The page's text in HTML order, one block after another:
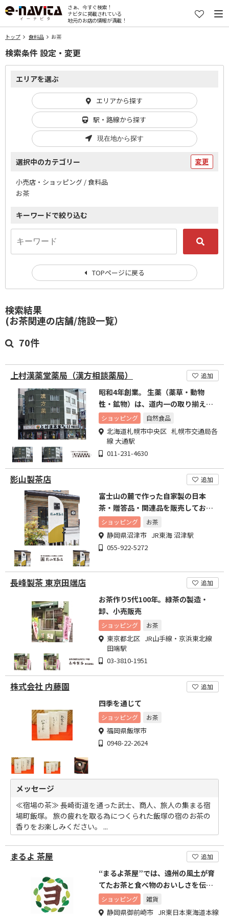
さぁ、今すぐ検索！
ナビタに掲載されている
地元のお店の情報が満載！
トップ 食料品 お茶
検索結果
(お茶関連の店舗/施設一覧）
70件
上村漢薬堂薬局（漢方相談薬局） 追加
昭和4年創業。 生薬（薬草・動物
性・鉱物）は、道内一の取り揃えで
す！
ショッピング 自然食品
北海道札幌市中央区 札幌市交通局各
線 大通駅
011-231-4630
影山製茶店 追加
富士山の麓で作った自家製の日本
茶・贈答品・関連品を販売しており
ます。
ショッピング お茶
静岡県沼津市 JR東海 沼津駅
055-922-5272
長峰製茶 東京田端店 追加
お茶作り5代100年。緑茶の製造・
卸、小売販売
ショッピング お茶
東京都北区 JR山手線・京浜東北線
田端駅
03-3810-1951
株式会社 内藤園 追加
四季を通じて
ショッピング お茶
福岡県飯塚市
0948-22-2624
メッセージ
≪宿場の茶≫ 長崎街道を通った武士、商人、旅人の集まる宿
場町飯塚。 旅の疲れを取る為につくられた飯塚の宿のお茶の
香りをお楽しみください。 ...
まるよ 茶屋 追加
“まるよ茶屋”では、遠州の風土が育
てたお茶と食べ物のおいしさを伝え
ます。
ショッピング 雑貨
静岡県御前崎市 JR東日本東海道本線
検索条件 設定・変更
エリアを選ぶ
エリアから探す
駅・路線から探す
現在地から探す
選択中のカテゴリー 変更
小売店・ショッピング / 食料品
お茶
キーワードで絞り込む
TOPページに戻る